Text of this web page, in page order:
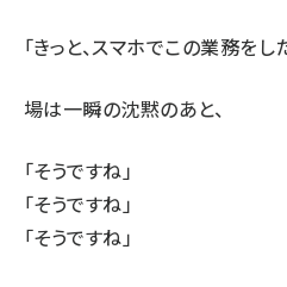
「きっと、スマホでこの業務をし
場は一瞬の沈黙のあと、
「そうですね」
「そうですね」
「そうですね」